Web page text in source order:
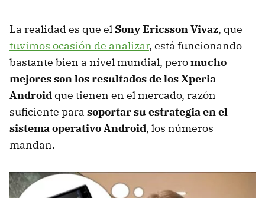
La realidad es que el Sony Ericsson Vivaz, que
tuvimos ocasión de analizar, está funcionando
bastante bien a nivel mundial, peromucho
mejores son los resultados de los Xperia
Android que tienen en el mercado, razón
suficiente para soportar su estrategia en el
sistema operativo Android, los números
mandan.